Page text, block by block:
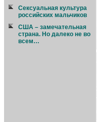
Сексуальная культура
российских мальчиков
США – замечательная
страна. Но далеко не во
всем…